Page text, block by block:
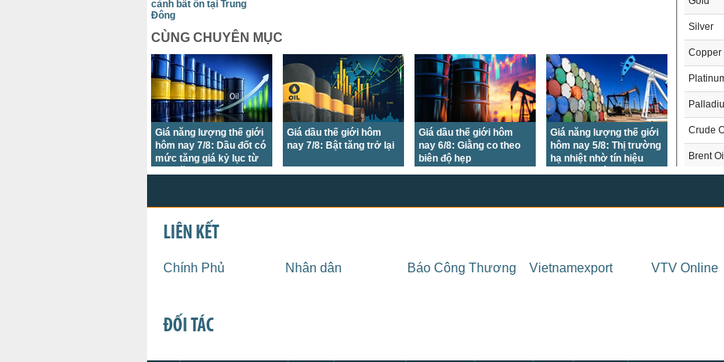
cảnh bất ổn tại Trung
Đông
CÙNG CHUYÊN MỤC
Giá năng lượng thế giới
hôm nay 7/8: Dầu đốt có
mức tăng giá kỷ lục từ
Giá dầu thế giới hôm
nay 7/8: Bật tăng trở lại
Giá dầu thế giới hôm
nay 6/8: Giằng co theo
biên độ hẹp
Giá năng lượng thế giới
hôm nay 5/8: Thị trường
hạ nhiệt nhờ tín hiệu
Silver
Copper
Crude
Brent
THỊ
LIÊN KẾT
Chính Phủ Nhân dân Báo Công Thương Vietnamexport VTV Online
ĐỐI TÁC